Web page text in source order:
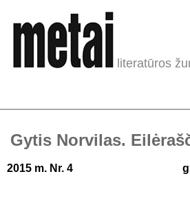
literatūros
Gytis Norvilas.
2015 m. Nr. 4